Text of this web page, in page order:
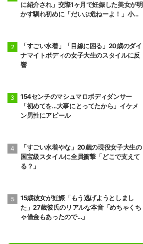
に紹介され」交際1ヶ月で妊娠した美女が明
かす馴れ初めに「だいぶ危ねーよ！」小森
「すごい水着」「目線に困る」20歳のダイ
ナマイトボディの女子大生のスタイルに反
響
154センチのマシュマロボディダンサー
「初めてを…大事にとってたから」イケメ
ン男性にアピール
「すごい水着やな」20歳の現役女子大生の
国宝級スタイルに全員衝撃「どこで支えて
る？」
15歳彼女が妊娠「もう逃げようとしまし
た」27歳彼氏のリアルな本音「めちゃくち
ゃ借金もあったので…」